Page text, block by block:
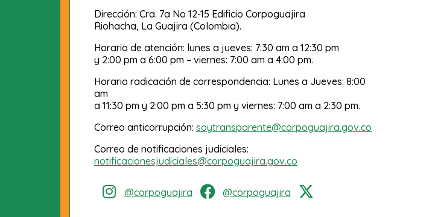
Dirección: Cra. 7a No 12-15 Edificio Corpoguajira
Riohacha, La Guajira (Colombia).
Horario de atención: lunes a jueves: 7:30 am a 12:30 pm
y 2:00 pm a 6:00 pm – viernes: 7:00 am a 4:00 pm.
Horario radicación de correspondencia: Lunes a Jueves: 8:00
am
a 11:30 pm y 2:00 pm a 5:30 pm y viernes: 7:00 am a 2:30 pm.
Correo anticorrupción: soytransparente@corpoguajira.gov.co
Correo de notificaciones judiciales:
notificacionesjudiciales@corpoguajira.gov.co
@corpoguajira @corpoguajira